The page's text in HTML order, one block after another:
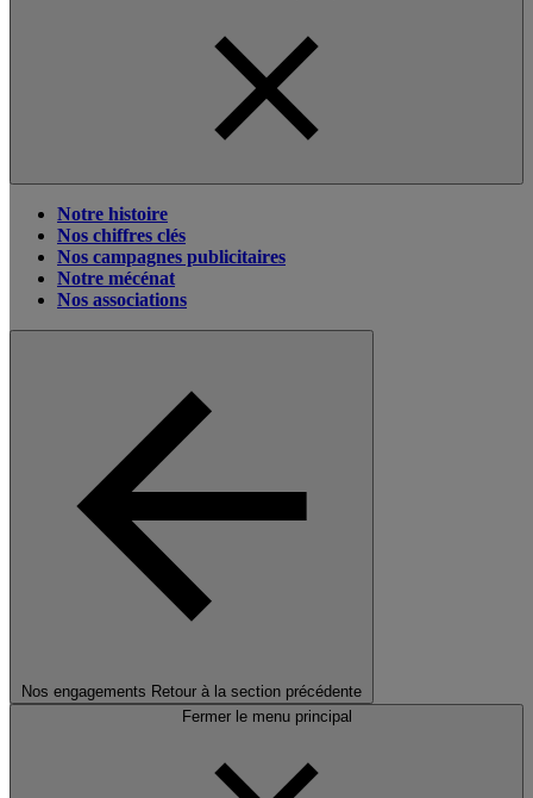
Notre histoire
Nos chiffres clés
Nos campagnes publicitaires
Notre mécénat
Nos associations
Nos engagements Retour à la section précédente
Fermer le menu principal